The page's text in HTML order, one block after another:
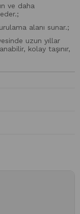
ve daha
alanı sunar.;
uzun yıllar
kolay taşınır,